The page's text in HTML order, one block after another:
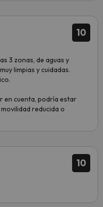
10
3 zonas, de aguas y
limpias y cuidadas.
en cuenta, podría estar
reducida o
10